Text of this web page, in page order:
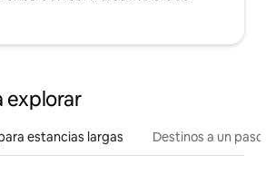
explorar
estancias largas Destinos a un